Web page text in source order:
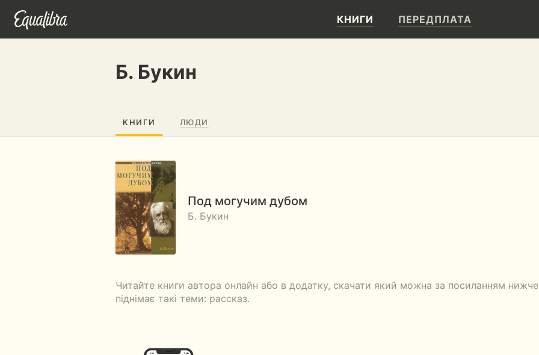
КНИГИ ПЕРЕДПЛАТА
Б. Букин
КНИГИ ЛЮДИ
Под могучим дубом
Б. Букин
Читайте книги автора онлайн або в додатку, скачати який можна за посиланням
піднімає такі теми: рассказ.